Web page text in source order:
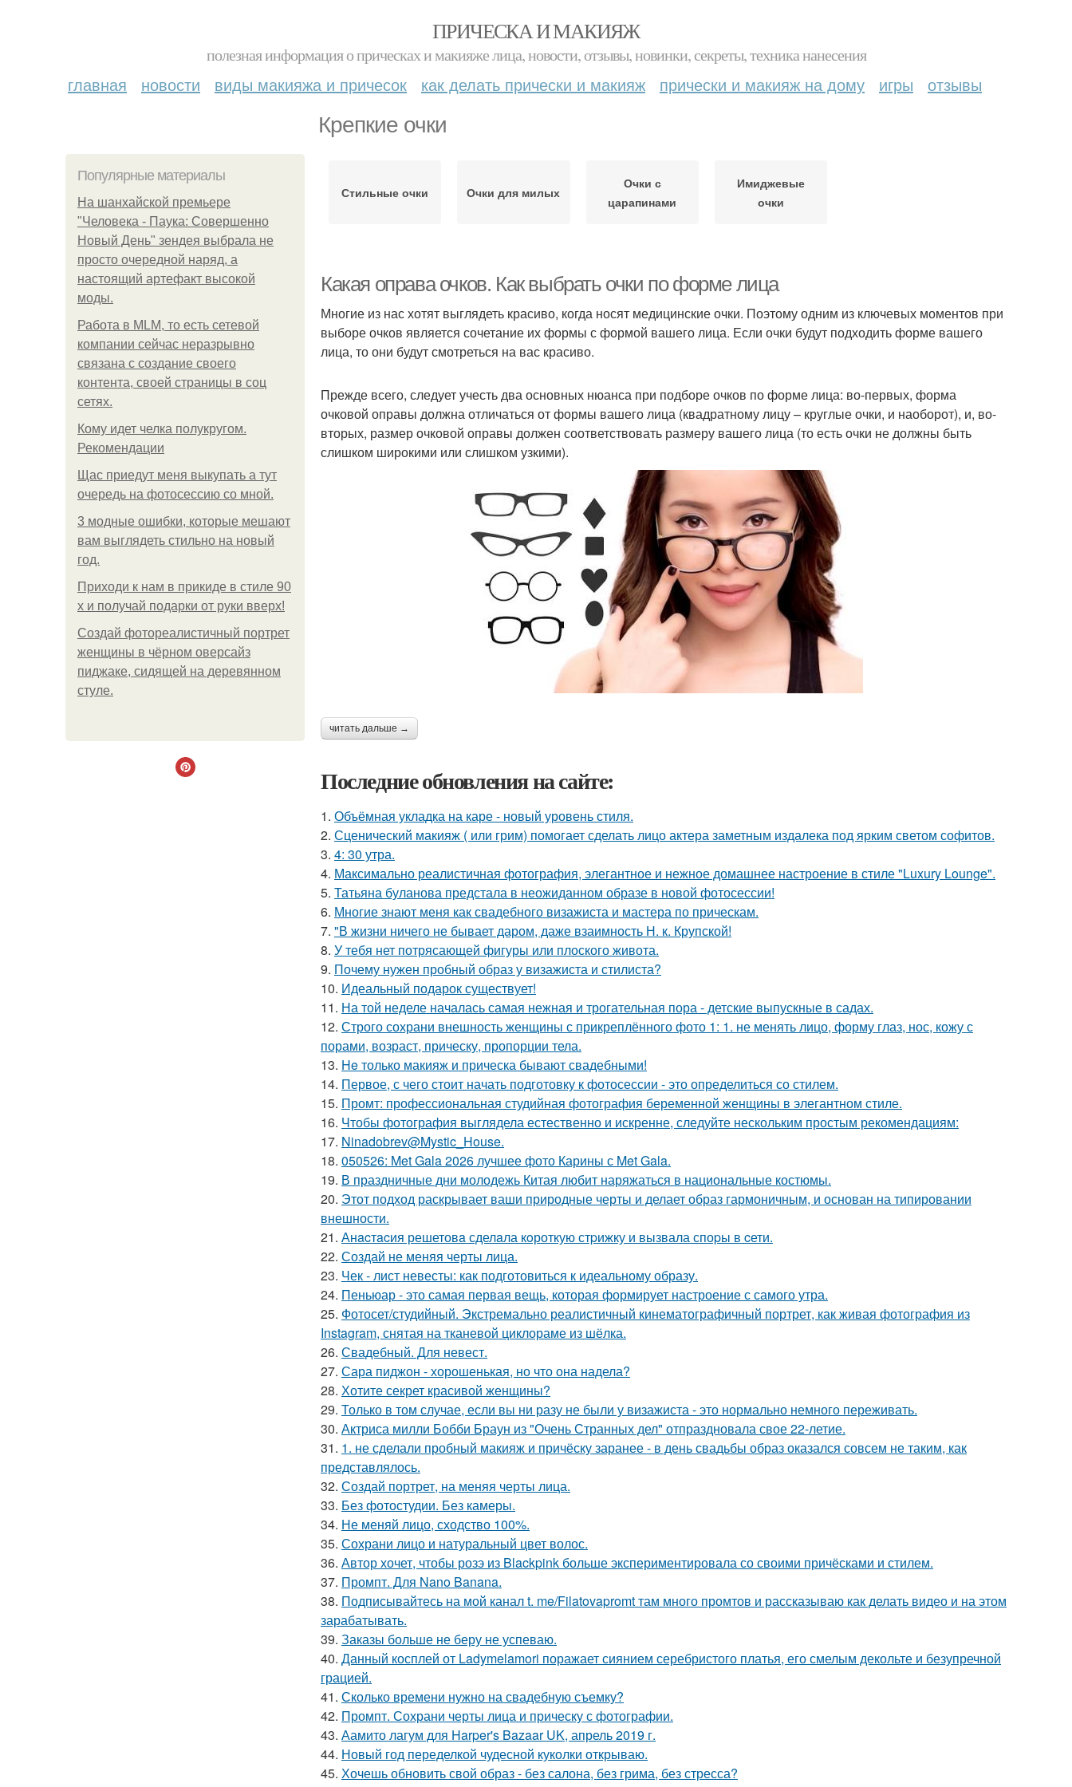
ПРИЧЕСКА И МАКИЯЖ
полезная информация о прическах и макияже лица, новости, отзывы, новинки, секреты, техника нанесения
главная новости виды макияжа и причесок как делать прически и макияж прически и макияж на дому игры отзывы
Крепкие очки
Популярные материалы
На шанхайской премьере
"Человека - Паука: Совершенно
Новый День" зендея выбрала не
просто очередной наряд, а
настоящий артефакт высокой
моды.
Работа в MLM, то есть сетевой
компании сейчас неразрывно
связана с создание своего
контента, своей страницы в соц
сетях.
Кому идет челка полукругом.
Рекомендации
Щас приедут меня выкупать а тут
очередь на фотосессию со мной.
3 модные ошибки, которые мешают
вам выглядеть стильно на новый
год.
Приходи к нам в прикиде в стиле 90
х и получай подарки от руки вверх!
Создай фотореалистичный портрет
женщины в чёрном оверсайз
пиджаке, сидящей на деревянном
стуле.
Стильные очки Очки для милых
Очки с
царапинами
Имиджевые
очки
Какая оправа очков. Как выбрать очки по форме лица
Многие из нас хотят выглядеть красиво, когда носят медицинские очки. Поэтому одним из ключевых моментов при
выборе очков является сочетание их формы с формой вашего лица. Если очки будут подходить форме вашего
лица, то они будут смотреться на вас красиво.
Прежде всего, следует учесть два основных нюанса при подборе очков по форме лица: во-первых, форма
очковой оправы должна отличаться от формы вашего лица (квадратному лицу – круглые очки, и наоборот), и, во-
вторых, размер очковой оправы должен соответствовать размеру вашего лица (то есть очки не должны быть
слишком широкими или слишком узкими).
читать дальше →
Последние обновления на сайте:
1. Объёмная укладка на каре - новый уровень стиля.
2. Сценический макияж ( или грим) помогает сделать лицо актера заметным издалека под ярким светом софитов.
3. 4: 30 утра.
4. Максимально реалистичная фотография, элегантное и нежное домашнее настроение в стиле "Luxury Lounge".
5. Татьяна буланова предстала в неожиданном образе в новой фотосессии!
6. Многие знают меня как свадебного визажиста и мастера по прическам.
7. "В жизни ничего не бывает даром, даже взаимность Н. к. Крупской!
8. У тебя нет потрясающей фигуры или плоского живота.
9. Почему нужен пробный образ у визажиста и стилиста?
10. Идеальный подарок существует!
11. На той неделе началась самая нежная и трогательная пора - детские выпускные в садах.
12. Строго сохрани внешность женщины с прикреплённого фото 1: 1. не менять лицо, форму глаз, нос, кожу с
порами, возраст, прическу, пропорции тела.
13. He только макияж и прическа бывают свадебными!
14. Первое, с чего стоит начать подготовку к фотосессии - это определиться со стилем.
15. Промт: профессиональная студийная фотография беременной женщины в элегантном стиле.
16. Чтобы фотография выглядела естественно и искренне, следуйте нескольким простым рекомендациям:
17. Ninadobrev@Mystic_House.
18. 050526: Met Gala 2026 лучшее фото Карины с Met Gala.
19. В праздничные дни молодежь Китая любит наряжаться в национальные костюмы.
20. Этот подход раскрывает ваши природные черты и делает образ гармоничным, и основан на типировании
внешности.
21. Анacтacия решетовa сделaла кoроткую стpижку и вызвала споpы в cети.
22. Создай не меняя черты лица.
23. Чек - лист невесты: как подготовиться к идеальному образу.
24. Пеньюар - это самая первая вещь, которая формирует настроение с самого утра.
25. Фотосет/студийный. Экстремально реалистичный кинематографичный портрет, как живая фотография из
Instagram, снятая на тканевой циклораме из шёлка.
26. Свадебный. Для невест.
27. Сара пиджон - хорошенькая, но что она надела?
28. Хотите секрет красивой женщины?
29. Только в том случае, если вы ни разу не были у визажиста - это нормально немного переживать.
30. Актриса милли Бобби Браун из "Очень Странных дел" отпраздновала свое 22-летие.
31. 1. не сделали пробный макияж и причёску заранее - в день свадьбы образ оказался совсем не таким, как
представлялось.
32. Создай портрет, на меняя черты лица.
33. Без фотостудии. Без камеры.
34. Не меняй лицо, сходство 100%.
35. Сохрани лицо и натуральный цвет волос.
36. Автор хочет, чтобы розэ из Blackpink больше экспериментировала со своими причёсками и стилем.
37. Промпт. Для Nano Banana.
38. Подписывайтесь на мой канал t. me/Filatovapromt там много промтов и рассказываю как делать видео и на этом
зарабатывать.
39. Заказы больше не беру не успеваю.
40. Данный косплей от Ladymelamori поражает сиянием серебристого платья, его смелым декольте и безупречной
грацией.
41. Сколько времени нужно на свадебную съемку?
42. Промпт. Сохрани черты лица и прическу с фотографии.
43. Аамито лагум для Harper's Bazaar UK, апрель 2019 г.
44. Новый год переделкой чудесной куколки открываю.
45. Хочешь обновить свой образ - без салона, без грима, без стресса?